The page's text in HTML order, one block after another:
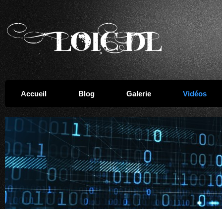
Accueil Blog Galerie Vidéos